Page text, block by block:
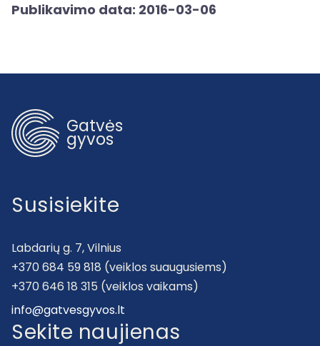
Publikavimo data: 2016-03-06
Gatvės
gyvos
Susisiekite
Labdarių g. 7, Vilnius
+370 684 59 818 (veiklos suaugusiems)
+370 646 18 315 (veiklos vaikams)
info@gatvesgyvos.lt
Sekite naujienas